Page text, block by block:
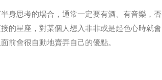
身思考的場合，通常一定要有酒、有音樂，否
的星座，對某個人想入非非或是起色心時就會
前會很自動地賣弄自己的優點。